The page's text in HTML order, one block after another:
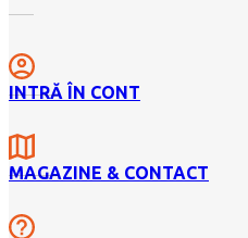
INTRĂ ÎN CONT
MAGAZINE & CONTACT